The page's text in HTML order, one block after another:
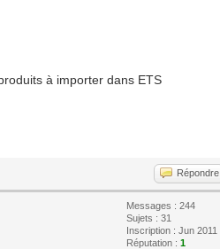
à importer dans ETS
Répondre
Messages : 244
Sujets : 31
Inscription : Jun 2011
Réputation :1